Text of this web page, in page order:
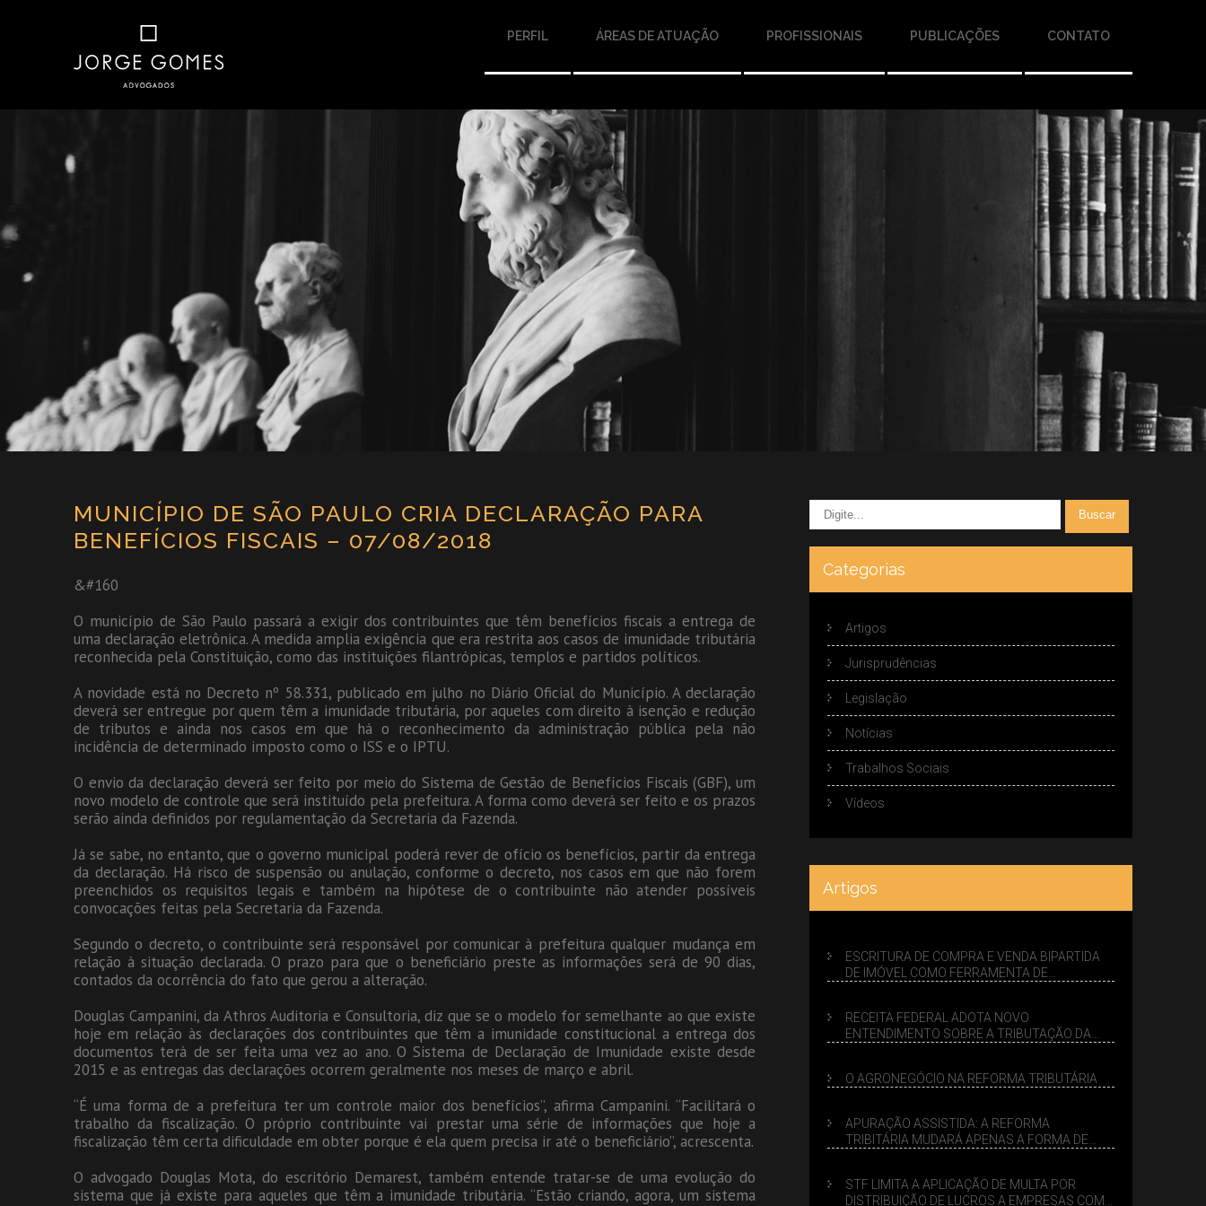
PERFIL ÁREAS DE ATUAÇÃO PROFISSIONAIS PUBLICAÇÕES CONTATO
MUNICÍPIO DE SÃO PAULO CRIA DECLARAÇÃO PARA
BENEFÍCIOS FISCAIS – 07/08/2018
&#160
O município de São Paulo passará a exigir dos contribuintes que têm benefícios fiscais a entrega de
uma declaração eletrônica. A medida amplia exigência que era restrita aos casos de imunidade tributária
reconhecida pela Constituição, como das instituições filantrópicas, templos e partidos políticos.
A novidade está no Decreto nº 58.331, publicado em julho no Diário Oficial do Município. A declaração
deverá ser entregue por quem têm a imunidade tributária, por aqueles com direito à isenção e redução
de tributos e ainda nos casos em que há o reconhecimento da administração pública pela não
incidência de determinado imposto como o ISS e o IPTU.
O envio da declaração deverá ser feito por meio do Sistema de Gestão de Benefícios Fiscais (GBF), um
novo modelo de controle que será instituído pela prefeitura. A forma como deverá ser feito e os prazos
serão ainda definidos por regulamentação da Secretaria da Fazenda.
Já se sabe, no entanto, que o governo municipal poderá rever de ofício os benefícios, partir da entrega
da declaração. Há risco de suspensão ou anulação, conforme o decreto, nos casos em que não forem
preenchidos os requisitos legais e também na hipótese de o contribuinte não atender possíveis
convocações feitas pela Secretaria da Fazenda.
Segundo o decreto, o contribuinte será responsável por comunicar à prefeitura qualquer mudança em
relação à situação declarada. O prazo para que o beneficiário preste as informações será de 90 dias,
contados da ocorrência do fato que gerou a alteração.
Douglas Campanini, da Athros Auditoria e Consultoria, diz que se o modelo for semelhante ao que existe
hoje em relação às declarações dos contribuintes que têm a imunidade constitucional a entrega dos
documentos terá de ser feita uma vez ao ano. O Sistema de Declaração de Imunidade existe desde
2015 e as entregas das declarações ocorrem geralmente nos meses de março e abril.
“É uma forma de a prefeitura ter um controle maior dos benefícios”, afirma Campanini. “Facilitará o
trabalho da fiscalização. O próprio contribuinte vai prestar uma série de informações que hoje a
fiscalização têm certa dificuldade em obter porque é ela quem precisa ir até o beneficiário”, acrescenta.
O advogado Douglas Mota, do escritório Demarest, também entende tratar-se de uma evolução do
sistema que já existe para aqueles que têm a imunidade tributária. “Estão criando, agora, um sistema
Categorias
Artigos
Jurisprudências
Legislação
Notícias
Trabalhos Sociais
Vídeos
Artigos
ESCRITURA DE COMPRA E VENDA BIPARTIDA
DE IMÓVEL COMO FERRAMENTA DE
RECEITA FEDERAL ADOTA NOVO
ENTENDIMENTO SOBRE A TRIBUTAÇÃO DA
O AGRONEGÓCIO NA REFORMA TRIBUTÁRIA
APURAÇÃO ASSISTIDA: A REFORMA
TRIBITÁRIA MUDARÁ APENAS A FORMA DE
STF LIMITA A APLICAÇÃO DE MULTA POR
DISTRIBUIÇÃO DE LUCROS A EMPRESAS COM